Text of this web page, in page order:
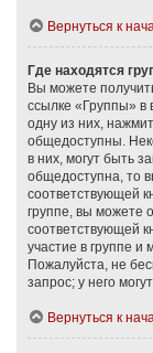
Вернуться к
Где находятся
Вы можете
ссылке «Группы» в
одну из них,
общедоступны.
в них, могут быть
общедоступна, то
соответствующей
группе, вы можете
соответствующей
участие в группе и
Пожалуйста, не
запрос; у него
Вернуться к